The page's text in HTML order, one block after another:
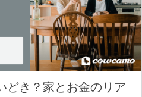
どき？家とお金のリア